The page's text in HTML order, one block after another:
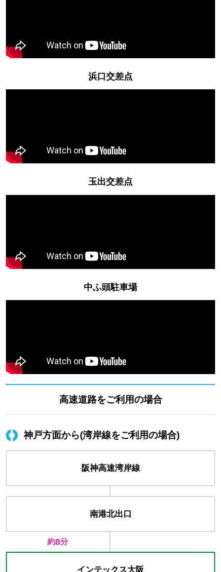
浜口交差点
玉出交差点
中ふ頭駐車場
高速道路をご利用の場合
神戸方面から(湾岸線をご利用の場合)
阪神高速湾岸線
南港北出口
約8分
インテックス大阪